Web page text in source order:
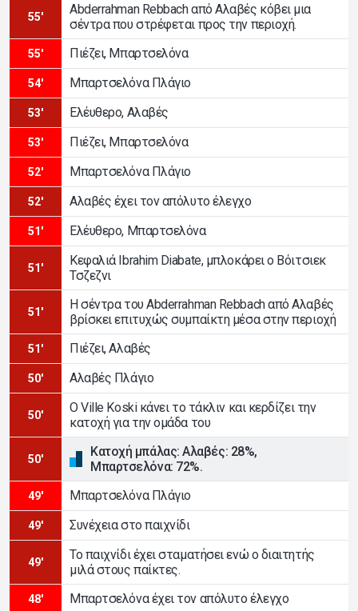
55'
Abderrahman Rebbach από Αλαβές κόβει μια
σέντρα που στρέφεται προς την περιοχή.
55' Πιέζει, Μπαρτσελόνα
54' Μπαρτσελόνα Πλάγιο
53' Ελέυθερο, Αλαβές
53' Πιέζει, Μπαρτσελόνα
52' Μπαρτσελόνα Πλάγιο
52' Αλαβές έχει τον απόλυτο έλεγχο
51' Ελέυθερο, Μπαρτσελόνα
51'
Κεφαλιά Ibrahim Diabate, μπλοκάρει ο Βόιτσιεκ
Τσζεζνι
51'
Η σέντρα του Abderrahman Rebbach από Αλαβές
βρίσκει επιτυχώς συμπαίκτη μέσα στην περιοχή
51' Πιέζει, Αλαβές
50' Αλαβές Πλάγιο
50'
Ο Ville Koski κάνει το τάκλιν και κερδίζει την
κατοχή για την ομάδα του
50'
Κατοχή μπάλας: Αλαβές: 28%,
Μπαρτσελόνα: 72%.
49' Μπαρτσελόνα Πλάγιο
49' Συνέχεια στο παιχνίδι
49'
Το παιχνίδι έχει σταματήσει ενώ ο διαιτητής
μιλά στους παίκτες.
48' Μπαρτσελόνα έχει τον απόλυτο έλεγχο